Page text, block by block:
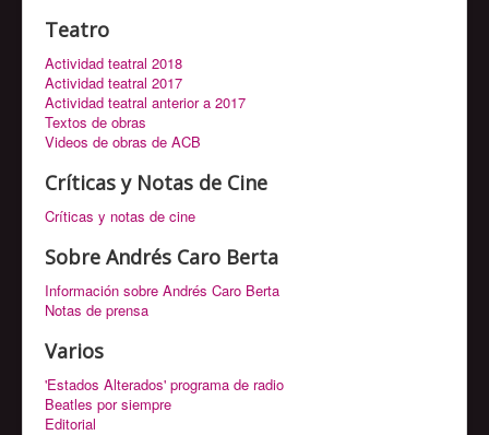
Teatro
Actividad teatral 2018
Actividad teatral 2017
Actividad teatral anterior a 2017
Textos de obras
Videos de obras de ACB
Críticas y Notas de Cine
Críticas y notas de cine
Sobre Andrés Caro Berta
Información sobre Andrés Caro Berta
Notas de prensa
Varios
'Estados Alterados' programa de radio
Beatles por siempre
Editorial